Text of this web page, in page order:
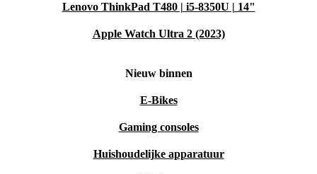
Lenovo ThinkPad T480 | i5-8350U | 14"
Apple Watch Ultra 2 (2023)
Nieuw binnen
E-Bikes
Gaming consoles
Huishoudelijke apparatuur